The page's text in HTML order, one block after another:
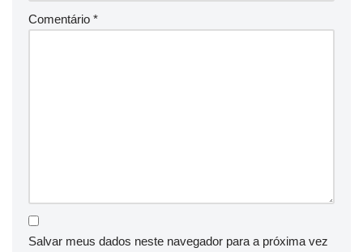
Comentário *
Salvar meus dados neste navegador para a próxima vez